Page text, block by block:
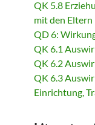
QK 5.8
mit den Eltern
QD 6:
QK 6.1
QK 6.2
QK 6.3
Einrichtung,